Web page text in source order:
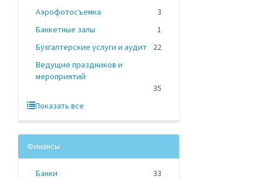
Аэрофотосъемка
3
Банкетные залы
1
Бухгалтерские услуги и аудит
22
Ведущие праздников и
мероприятий
35
Показать все
Финансы
Банки
33